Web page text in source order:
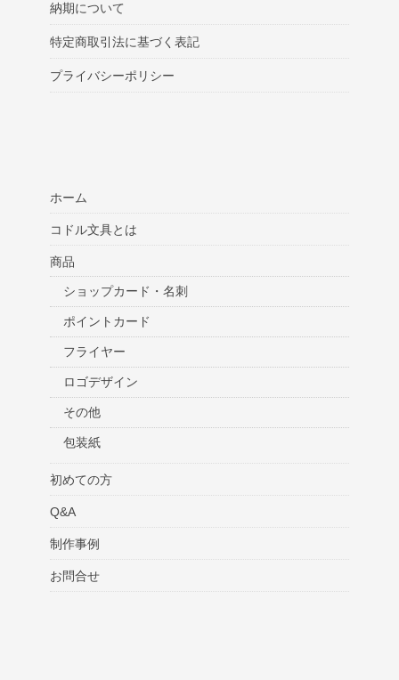
納期について
特定商取引法に基づく表記
プライバシーポリシー
ホーム
コドル文具とは
商品
ショップカード・名刺
ポイントカード
フライヤー
ロゴデザイン
その他
包装紙
初めての方
Q&A
制作事例
お問合せ